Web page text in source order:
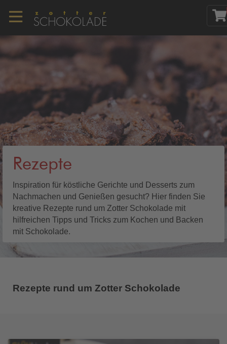
Rezepte
Inspiration für köstliche Gerichte und Desserts zum
Nachmachen und Genießen gesucht? Hier finden Sie
kreative Rezepte rund um Zotter Schokolade mit
hilfreichen Tipps und Tricks zum Kochen und Backen
mit Schokolade.
Rezepte rund um Zotter Schokolade